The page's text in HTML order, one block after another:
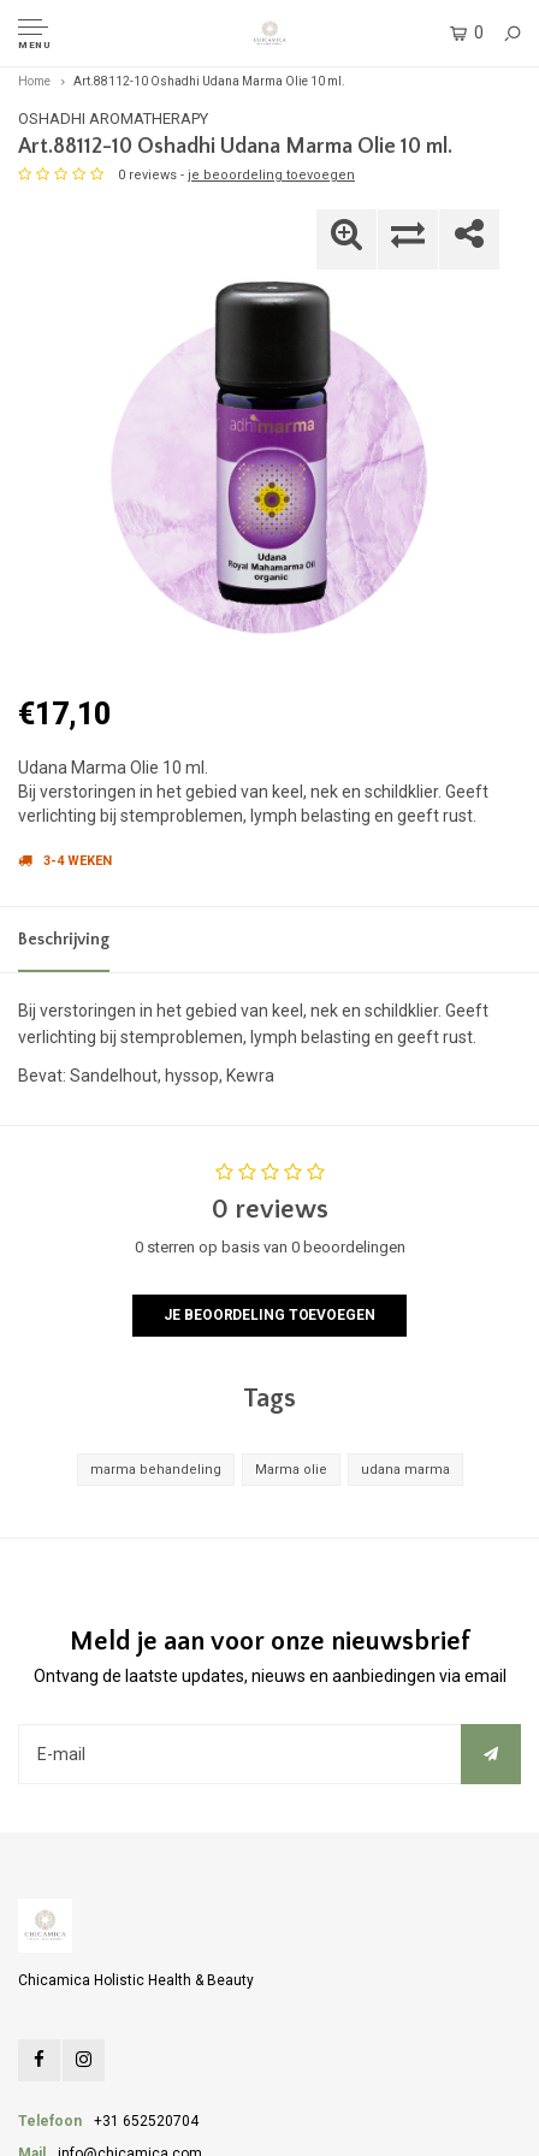
MENU
0
Home Art.88112-10 Oshadhi Udana Marma Olie 10 ml.
OSHADHI AROMATHERAPY
Art.88112-10 Oshadhi Udana Marma Olie 10 ml.
0 reviews - je beoordeling toevoegen
€17,10
Udana Marma Olie 10 ml.
Bij verstoringen in het gebied van keel, nek en schildklier. Geeft
verlichting bij stemproblemen, lymph belasting en geeft rust.
3-4 WEKEN
Beschrijving
Bij verstoringen in het gebied van keel, nek en schildklier. Geeft
verlichting bij stemproblemen, lymph belasting en geeft rust.
Bevat: Sandelhout, hyssop, Kewra
0 reviews
0 sterren op basis van 0 beoordelingen
JE BEOORDELING TOEVOEGEN
Tags
marma behandeling Marma olie udana marma
Meld je aan voor onze nieuwsbrief
Ontvang de laatste updates, nieuws en aanbiedingen via email
Chicamica Holistic Health & Beauty
Telefoon
+31 652520704